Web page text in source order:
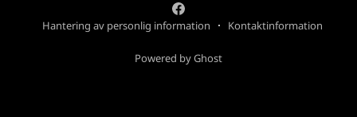
Hantering av personlig information Kontaktinformation
Powered by Ghost